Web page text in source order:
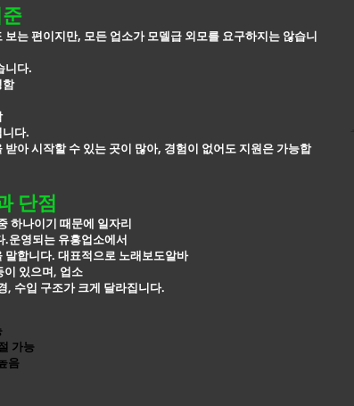
는 편이지만, 모든 업소가 모델급 외모를 요구하지는 않습니
니다.
함
다.
아 시작할 수 있는 곳이 많아, 경험이 없어도 지원은 가능합
단점
하나이기 때문에 일자리
.운영되는 유흥업소에서
말합니다. 대표적으로 노래보도알바
이 있으며, 업소
, 수입 구조가 크게 달라집니다.
가능
음